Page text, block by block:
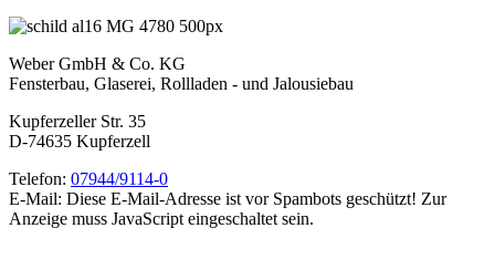
Weber GmbH & Co. KG
Fensterbau, Glaserei, Rollladen - und Jalousiebau
Kupferzeller Str. 35
D-74635 Kupferzell
Telefon: 07944/9114-0
E-Mail: Diese E-Mail-Adresse ist vor Spambots geschützt! Zur
Anzeige muss JavaScript eingeschaltet sein.